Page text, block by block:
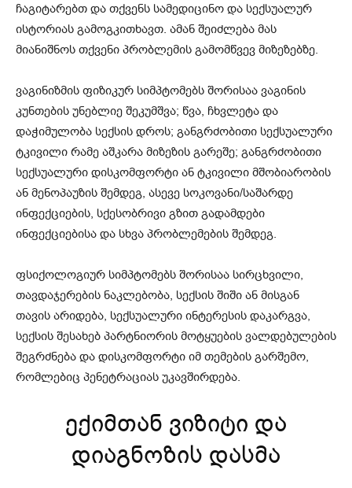
ჩაგიტარებთ და თქვენს სამედიცინო და სექსუალურ
ისტორიას გამოგკითხავთ. ამან შეიძლება მას
მიანიშნოს თქვენი პრობლემის გამომწვევ მიზეზებზე.
ვაგინიზმის ფიზიკურ სიმპტომებს შორისაა ვაგინის
კუნთების უნებლიე შეკუმშვა; წვა, ჩხვლეტა და
დაჭიმულობა სექსის დროს; განგრძობითი სექსუალური
ტკივილი რამე აშკარა მიზეზის გარეშე; განგრძობითი
სექსუალური დისკომფორტი ან ტკივილი მშობიარობის
ან მენოპაუზის შემდეგ, ასევე სოკოვანი/საშარდე
ინფექციების, სქესობრივი გზით გადამდები
ინფექციებისა და სხვა პრობლემების შემდეგ.
ფსიქოლოგიურ სიმპტომებს შორისაა სირცხვილი,
თავდაჯერების ნაკლებობა, სექსის შიში ან მისგან
თავის არიდება, სექსუალური ინტერესის დაკარგვა,
სექსის შესახებ პარტნიორის მოტყუების ვალდებულების
შეგრძნება და დისკომფორტი იმ თემების გარშემო,
რომლებიც პენეტრაციას უკავშირდება.
ექიმთან ვიზიტი და
დიაგნოზის დასმა